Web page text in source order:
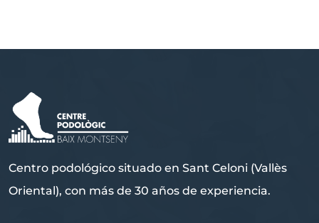
Centro podológico situado en Sant Celoni (Vallès
Oriental), con más de 30 años de experiencia.